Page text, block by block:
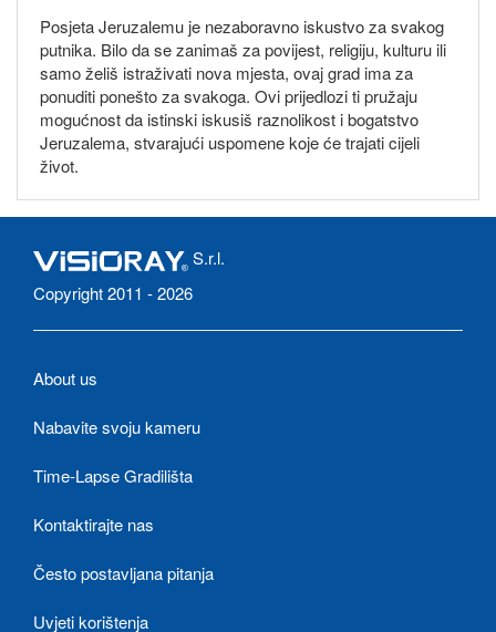
Posjeta Jeruzalemu je nezaboravno iskustvo za svakog
putnika. Bilo da se zanimaš za povijest, religiju, kulturu ili
samo želiš istraživati nova mjesta, ovaj grad ima za
ponuditi ponešto za svakoga. Ovi prijedlozi ti pružaju
mogućnost da istinski iskusiš raznolikost i bogatstvo
Jeruzalema, stvarajući uspomene koje će trajati cijeli
život.
S.r.l.
Copyright 2011 - 2026
About us
Nabavite svoju kameru
Time-Lapse Gradilišta
Kontaktirajte nas
Često postavljana pitanja
Uvjeti korištenja